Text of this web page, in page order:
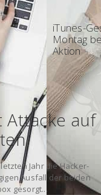
17:57 -
iTunes-
Montag
Aktion
Jahr die Hacker-
Ausfall der beiden
gesorgt...